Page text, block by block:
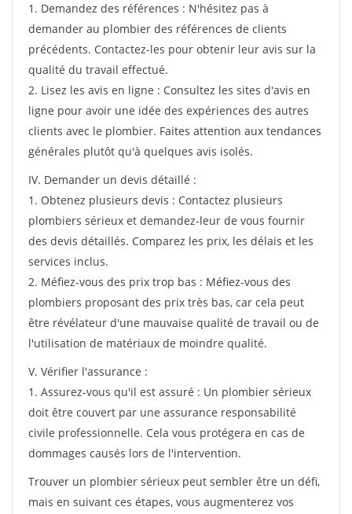
1. Demandez des références : N'hésitez pas à
demander au plombier des références de clients
précédents. Contactez-les pour obtenir leur avis sur la
qualité du travail effectué.
2. Lisez les avis en ligne : Consultez les sites d'avis en
ligne pour avoir une idée des expériences des autres
clients avec le plombier. Faites attention aux tendances
générales plutôt qu'à quelques avis isolés.
IV. Demander un devis détaillé :
1. Obtenez plusieurs devis : Contactez plusieurs
plombiers sérieux et demandez-leur de vous fournir
des devis détaillés. Comparez les prix, les délais et les
services inclus.
2. Méfiez-vous des prix trop bas : Méfiez-vous des
plombiers proposant des prix très bas, car cela peut
être révélateur d'une mauvaise qualité de travail ou de
l'utilisation de matériaux de moindre qualité.
V. Vérifier l'assurance :
1. Assurez-vous qu'il est assuré : Un plombier sérieux
doit être couvert par une assurance responsabilité
civile professionnelle. Cela vous protégera en cas de
dommages causés lors de l'intervention.
Trouver un plombier sérieux peut sembler être un défi,
mais en suivant ces étapes, vous augmenterez vos